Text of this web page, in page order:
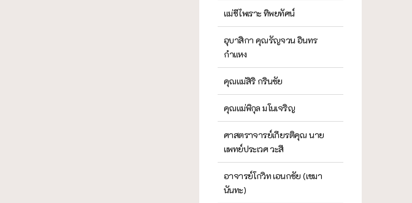
แม่ชีไพเราะ ทิพยทัศน์
อุบาสิกา คุณรัญจวน อินทร
กำแหง
คุณแม่สิริ กรินชัย
คุณแม่พิกุล มโนเจริญ
ศาสตราจารย์เกียรติคุณ นาย
แพทย์ประเวศ วะสี
อาจารย์โกวิท เอนกชัย (เขมา
นันทะ)